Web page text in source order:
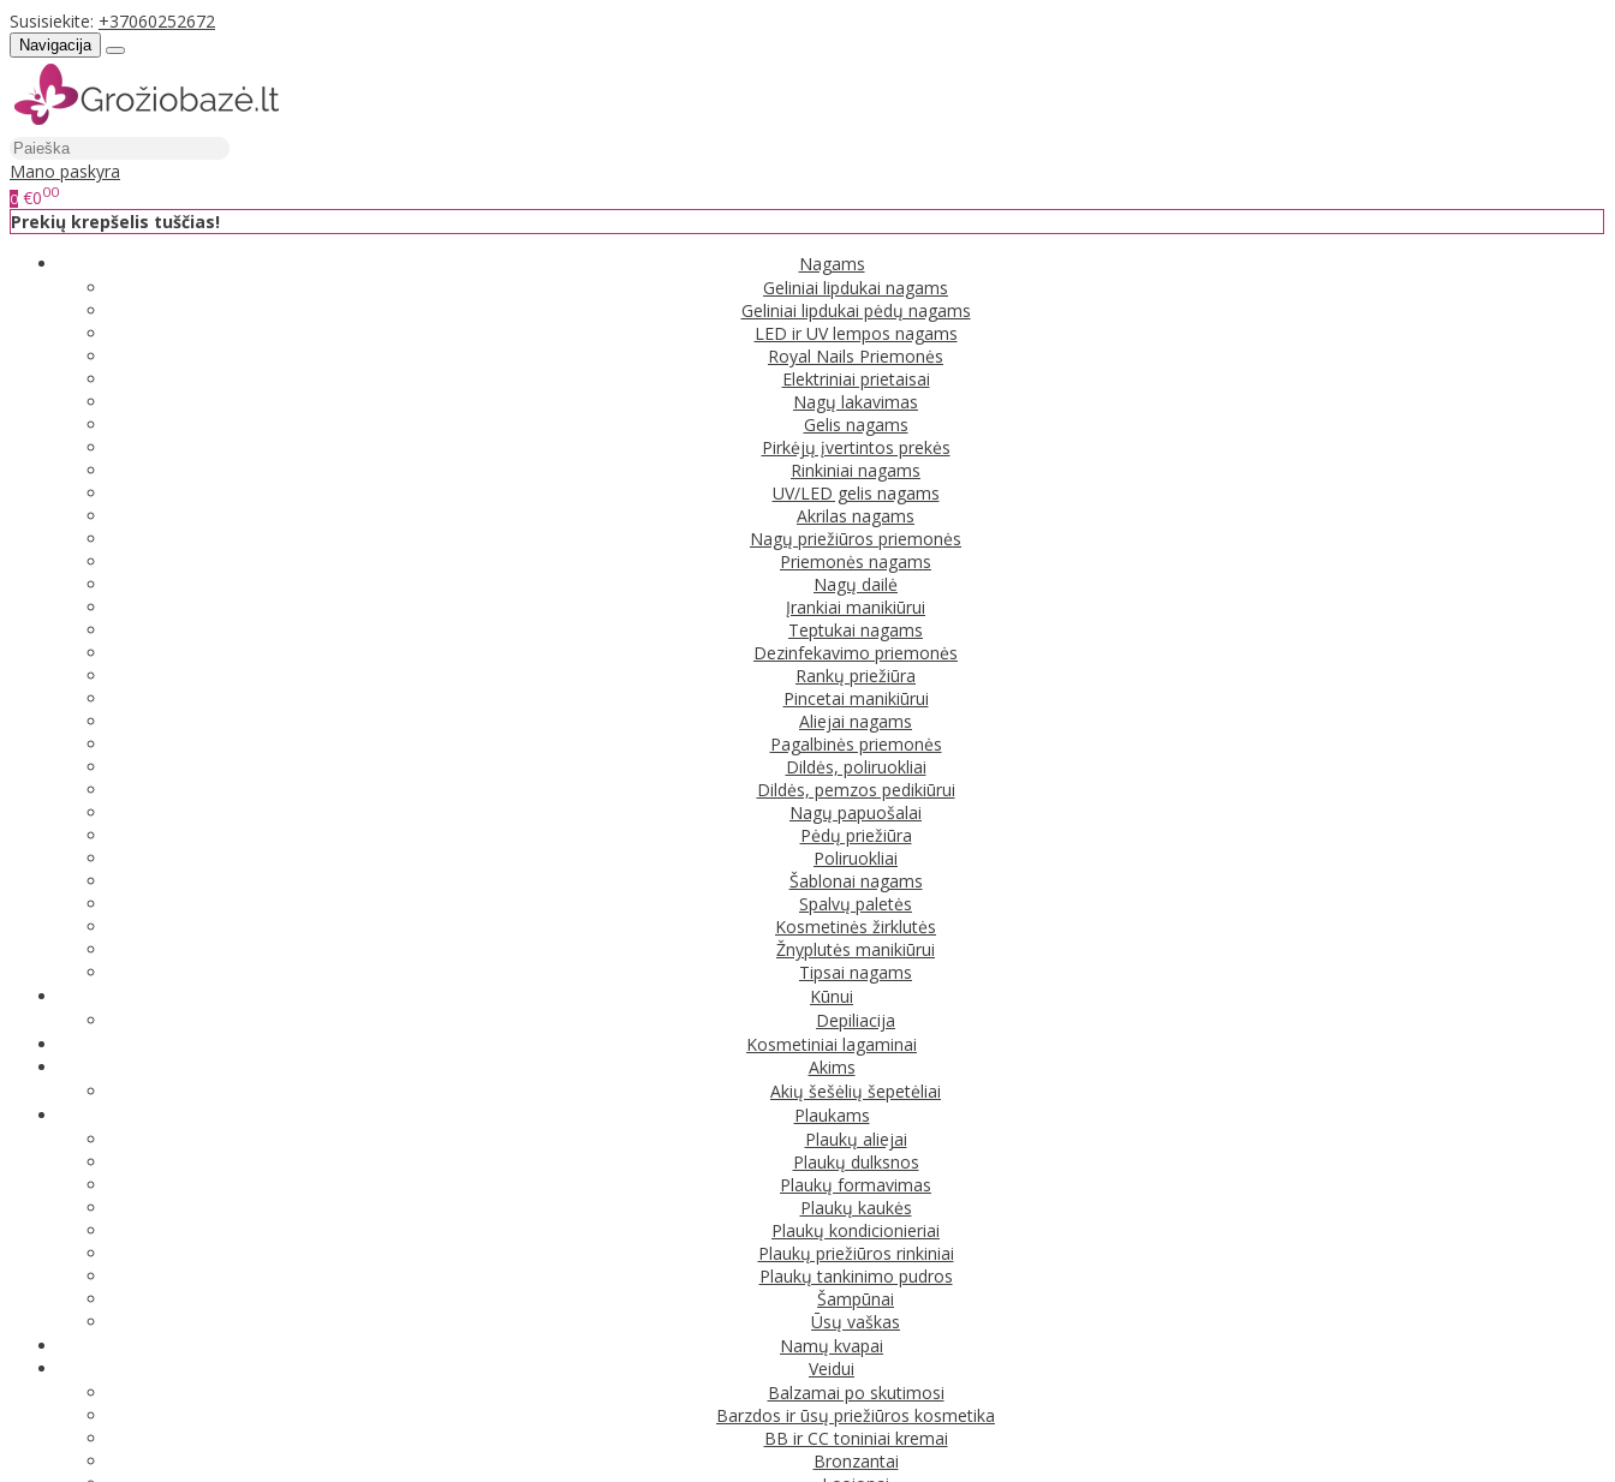
Susisiekite: +37060252672
Navigacija
Mano paskyra
0 €000
Prekių krepšelis tuščias!
Nagams
Geliniai lipdukai nagams
Geliniai lipdukai pėdų nagams
LED ir UV lempos nagams
Royal Nails Priemonės
Elektriniai prietaisai
Nagų lakavimas
Gelis nagams
Pirkėjų įvertintos prekės
Rinkiniai nagams
UV/LED gelis nagams
Akrilas nagams
Nagų priežiūros priemonės
Priemonės nagams
Nagų dailė
Įrankiai manikiūrui
Teptukai nagams
Dezinfekavimo priemonės
Rankų priežiūra
Pincetai manikiūrui
Aliejai nagams
Pagalbinės priemonės
Dildės, poliruokliai
Dildės, pemzos pedikiūrui
Nagų papuošalai
Pėdų priežiūra
Poliruokliai
Šablonai nagams
Spalvų paletės
Kosmetinės žirklutės
Žnyplutės manikiūrui
Tipsai nagams
Kūnui
Depiliacija
Kosmetiniai lagaminai
Akims
Akių šešėlių šepetėliai
Plaukams
Plaukų aliejai
Plaukų dulksnos
Plaukų formavimas
Plaukų kaukės
Plaukų kondicionieriai
Plaukų priežiūros rinkiniai
Plaukų tankinimo pudros
Šampūnai
Ūsų vaškas
Namų kvapai
Veidui
Balzamai po skutimosi
Barzdos ir ūsų priežiūros kosmetika
BB ir CC toniniai kremai
Bronzantai